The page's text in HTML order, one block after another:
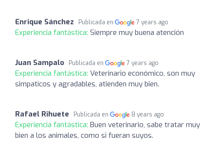
Enrique Sánchez Publicada en 7 years ago
Experiencia fantástica: Siempre muy buena atención
Juan Sampalo Publicada en 7 years ago
Experiencia fantástica: Veterinario económico, son muy
simpaticos y agradables, atienden muy bien.
Rafael Rihuete Publicada en 8 years ago
Experiencia fantástica: Buen veterinario, sabe tratar muy
bien a los animales, como si fueran suyos.